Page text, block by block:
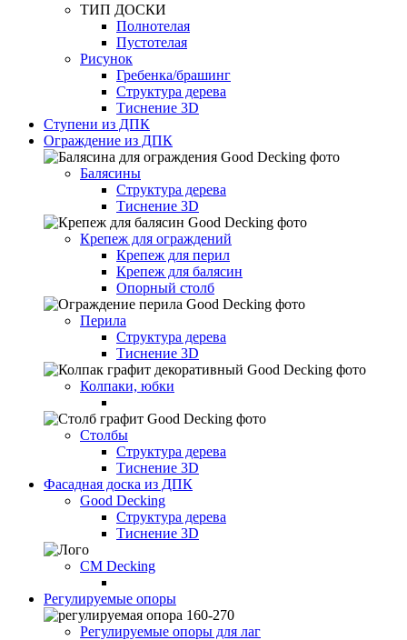
ТИП ДОСКИ
Полнотелая
Пустотелая
Рисунок
Гребенка/брашинг
Структура дерева
Тиснение 3D
Ступени из ДПК
Ограждение из ДПК
Балясины
Структура дерева
Тиснение 3D
Крепеж для ограждений
Крепеж для перил
Крепеж для балясин
Опорный столб
Перила
Структура дерева
Тиснение 3D
Колпаки, юбки
Столбы
Структура дерева
Тиснение 3D
Фасадная доска из ДПК
Good Decking
Структура дерева
Тиснение 3D
CM Decking
Регулируемые опоры
Регулируемые опоры для лаг